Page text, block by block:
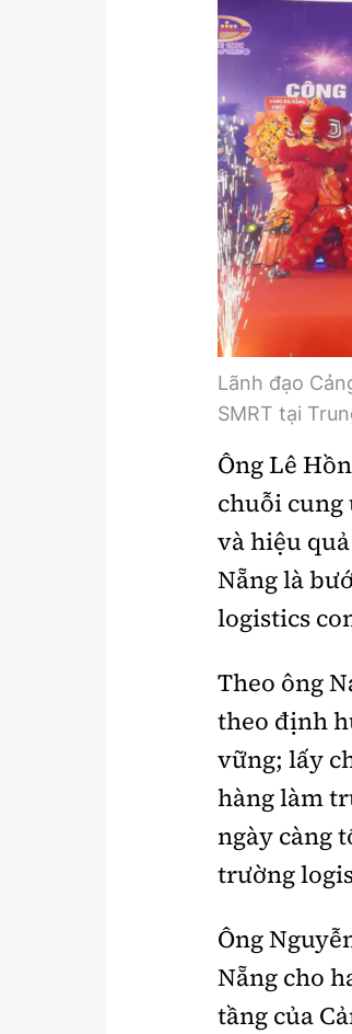
Lao động - Công đoàn
Thời sự Quốc tế
Hồ sơ tài liệu
Thế giới giao thông
Thế giới xây dựng
Lãnh đạo
SMRT tại
Ông Lê
chuỗi cung
và hiệu
Nẵng là
logistics
Theo ông
theo định
vững; lấy
hàng làm
ngày càng
trường
Ông
Nẵng cho
tầng của